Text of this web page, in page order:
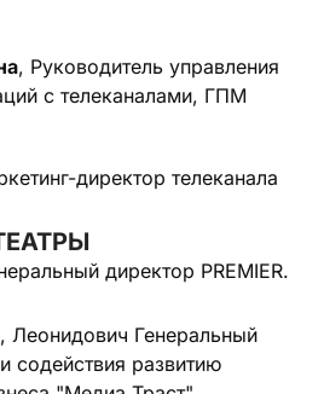
, Руководитель управления
с телеканалами, ГПМ
директор телеканала
директор PREMIER.
, Леонидович Генеральный
содействия развитию